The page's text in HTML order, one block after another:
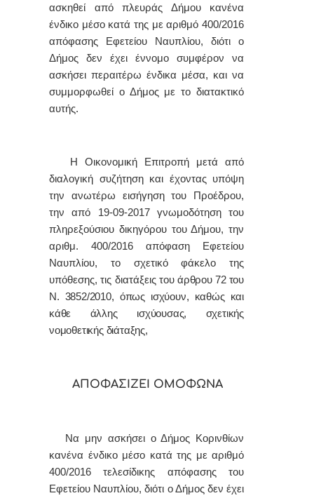
ασκηθεί από πλευράς Δήμου κανένα
ένδικο μέσο κατά της με αριθμό 400/2016
απόφασης Εφετείου Ναυπλίου, διότι ο
Δήμος δεν έχει έννομο συμφέρον να
ασκήσει περαιτέρω ένδικα μέσα, και να
συμμορφωθεί ο Δήμος με το διατακτικό
αυτής.
Η Οικονομική Επιτροπή μετά από
διαλογική συζήτηση και έχοντας υπόψη
την ανωτέρω εισήγηση του Προέδρου,
την από 19-09-2017 γνωμοδότηση του
πληρεξούσιου δικηγόρου του Δήμου, την
αριθμ. 400/2016 απόφαση Εφετείου
Ναυπλίου, το σχετικό φάκελο της
υπόθεσης, τις διατάξεις τουάρθρου 72 του
Ν. 3852/2010, όπως ισχύουν, καθώς και
κάθε άλλης ισχύουσας, σχετικής
νομοθετικής διάταξης,
ΑΠΟΦΑΣΙΖΕΙ ΟΜΟΦΩΝΑ
Να μην ασκήσει ο Δήμος Κορινθίων
κανένα ένδικο μέσο κατά της με αριθμό
400/2016 τελεσίδικης απόφασης του
Εφετείου Ναυπλίου, διότι ο Δήμος δεν έχει